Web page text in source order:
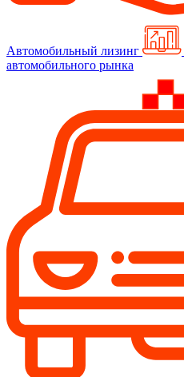
Автомобильный лизинг
автомобильного рынка